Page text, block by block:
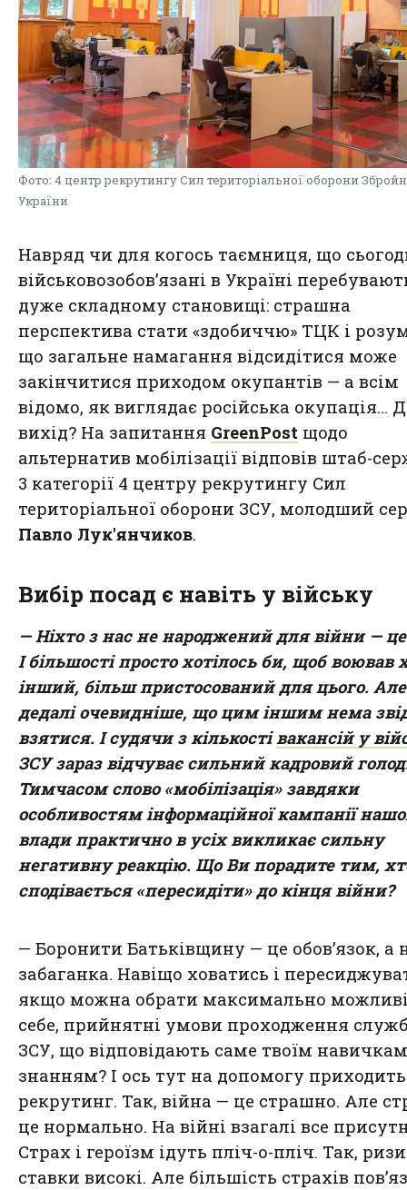
Фото: 4 центр рекрутингу Сил територіальної оборони
України
Навряд чи для когось таємниця, що
військовозобов’язані в Україні
дуже складному становищі: страшна
перспектива стати «здобиччю» ТЦК і
що загальне намагання відсидітися може
закінчитися приходом окупантів — а всім
відомо, як виглядає російська окупація…
вихід? На запитання GreenPost щодо
альтернатив мобілізації відповів штаб-
3 категорії 4 центру рекрутингу Сил
територіальної оборони ЗСУ, молодший
Павло Лук'янчиков.
Вибір посад є навіть у війську
— Ніхто з нас не народжений для війни —
І більшості просто хотілось би, щоб воював
інший, більш пристосований для цього. Але
дедалі очевидніше, що цим іншим нема
взятися. І судячи з кількостівакансій у
ЗСУ зараз відчуває сильний кадровий
Тимчасом слово «мобілізація» завдяки
особливостям інформаційної кампанії
влади практично в усіх викликає сильну
негативну реакцію. Що Ви порадите тим,
сподівається «пересидіти» до кінця війни?
— Боронити Батьківщину — це обов’язок, а
забаганка. Навіщо ховатись і
якщо можна обрати максимально
себе, прийнятні умови проходження
ЗСУ, що відповідають саме твоїм
знанням? І ось тут на допомогу приходить
рекрутинг. Так, війна — це страшно. Але
це нормально. На війні взагалі все
Страх і героїзм ідуть пліч-о-пліч. Так,
ставки високі. Але більшість страхів